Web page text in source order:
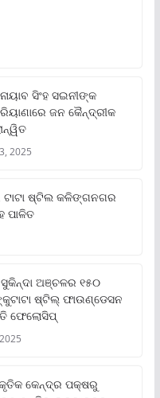
ସିଂହ ସଇନୀଙ୍କ
ଜନ କୈନ୍ଦ୍ରୀକ
2025
ଟାଟା ଷ୍ଟିଲ କଳିଙ୍ଗନଗର
ପାଳିତ
ଅଞ୍ଚଳର ୧୫୦
ଷ୍ଟିଲ୍ ଫାଉଣ୍ଡେସନ
ଫେଲୋସିପ୍‌
କେନ୍ଦ୍ର ପକ୍ଷରୁ